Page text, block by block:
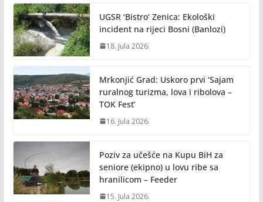
UGSR ‘Bistro’ Zenica: Ekološki
incident na rijeci Bosni (Banlozi)
18. Jula 2026.
Mrkonjić Grad: Uskoro prvi ‘Sajam
ruralnog turizma, lova i ribolova –
TOK Fest’
16. Jula 2026.
Poziv za učešće na Kupu BiH za
seniore (ekipno) u lovu ribe sa
hranilicom – Feeder
15. Jula 2026.